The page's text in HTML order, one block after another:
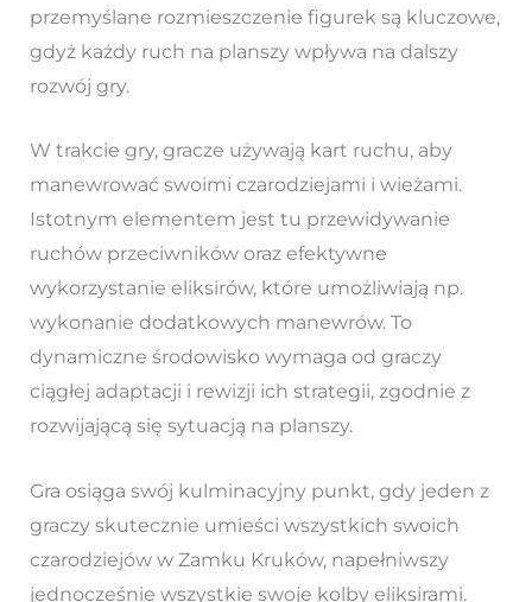
przemyślane rozmieszczenie figurek są kluczowe,
gdyż każdy ruch na planszy wpływa na dalszy
rozwój gry.
W trakcie gry, gracze używają kart ruchu, aby
manewrować swoimi czarodziejami i wieżami.
Istotnym elementem jest tu przewidywanie
ruchów przeciwników oraz efektywne
wykorzystanie eliksirów, które umożliwiają np.
wykonanie dodatkowych manewrów. To
dynamiczne środowisko wymaga od graczy
ciągłej adaptacji i rewizji ich strategii, zgodnie z
rozwijającą się sytuacją na planszy.
Gra osiąga swój kulminacyjny punkt, gdy jeden z
graczy skutecznie umieści wszystkich swoich
czarodziejów w Zamku Kruków, napełniwszy
jednocześnie wszystkie swoje kolby eliksirami.